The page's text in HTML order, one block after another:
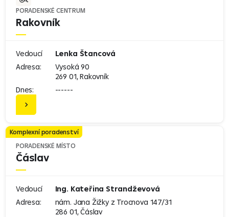
PORADENSKÉ CENTRUM
Rakovník
Vedoucí
Lenka Štancová
Adresa:
Vysoká 90
269 01, Rakovník
Dnes:
------
Komplexní poradenství
PORADENSKÉ MÍSTO
Čáslav
Vedoucí
Ing. Kateřina Strandževová
Adresa:
nám. Jana Žižky z Trocnova 147/31
286 01, Čáslav